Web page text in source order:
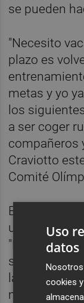
se pueden
"Necesito
plazo es
metas y yo
los
a ser coger
compañeros
Craviotto
Comité
En cualquier
una
"No lo sé. En
si fueran
largos. Voy
Uso
datos
cookies